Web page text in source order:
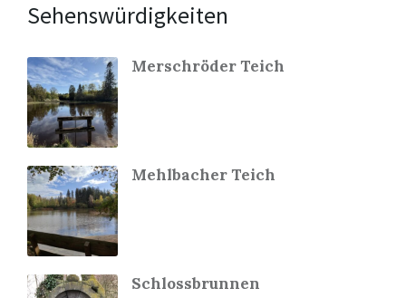
Sehenswürdigkeiten
Merschröder Teich
Mehlbacher Teich
Schlossbrunnen